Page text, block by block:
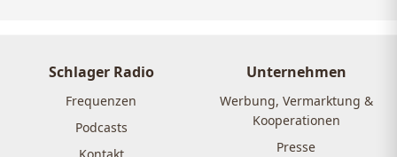
Schlager Radio
Frequenzen
Podcasts
Unternehmen
Werbung, Vermarktung &
Kooperationen
Presse